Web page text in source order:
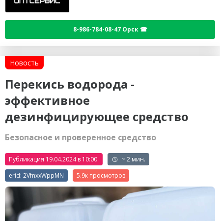
8-986-784-08-47 Орск ☎
Новость
Перекись водорода -
эффективное
дезинфицирующее средство
Безопасное и проверенное средство
Публикация 19.04.2024 в 10:00
~ 2 мин.
erid: 2VfnxxWppMN
5.9к